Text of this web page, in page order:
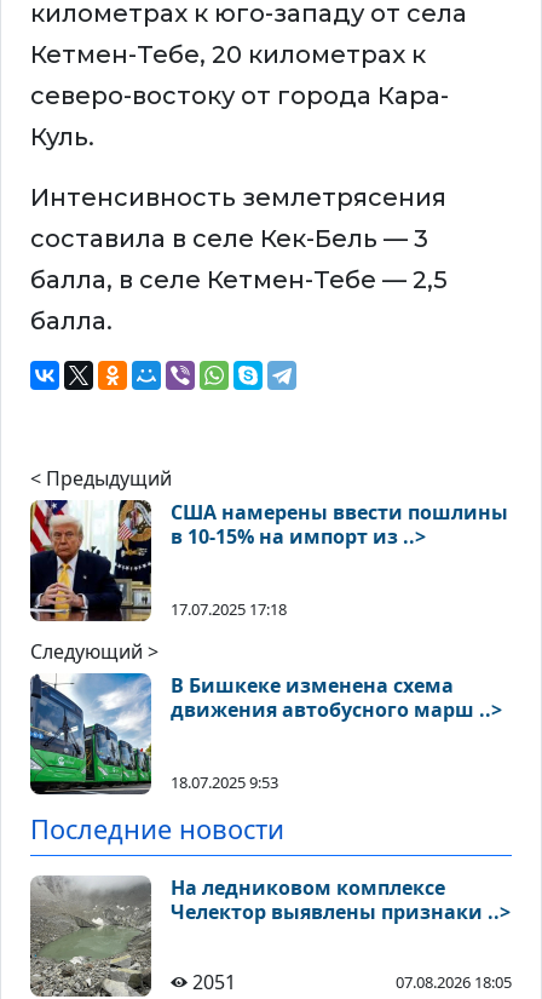
километрах к юго-западу от села
Кетмен-Тебе, 20 километрах к
северо-востоку от города Кара-
Куль.
Интенсивность землетрясения
составила в селе Кек-Бель — 3
балла, в селе Кетмен-Тебе — 2,5
балла.
< Предыдущий
США намерены ввести пошлины
в 10-15% на импорт из ..>
17.07.2025 17:18
Следующий >
В Бишкеке изменена схема
движения автобусного марш ..>
18.07.2025 9:53
Последние новости
На ледниковом комплексе
Челектор выявлены признаки ..>
2051 07.08.2026 18:05